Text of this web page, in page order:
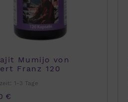
Mumijo von
Franz 120
1-3 Tage
€